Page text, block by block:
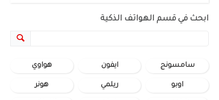
ابحث في قسم الهواتف الذكية
سامسونج ايفون هواوي
اوبو ريلمي هونر